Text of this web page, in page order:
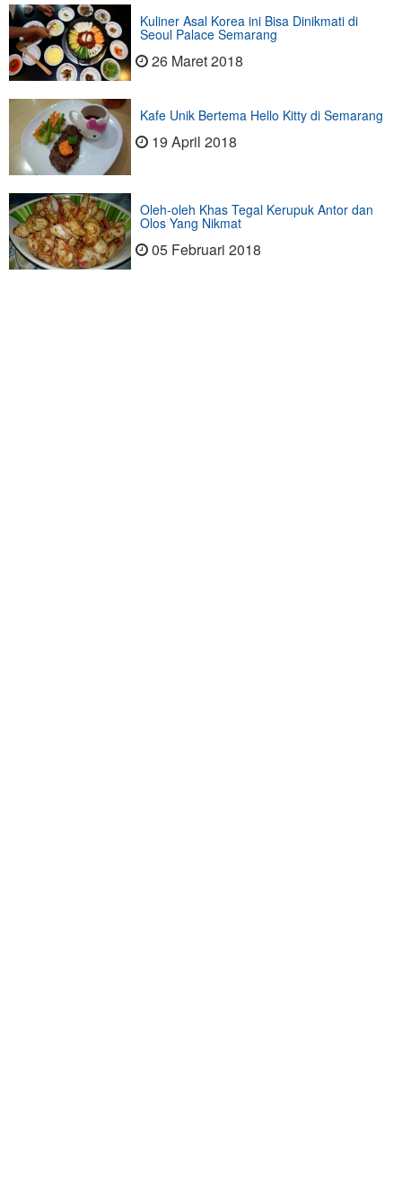
Kuliner Asal Korea ini Bisa Dinikmati di
Seoul Palace Semarang
26 Maret 2018
Kafe Unik Bertema Hello Kitty di Semarang
19 April 2018
Oleh-oleh Khas Tegal Kerupuk Antor dan
Olos Yang Nikmat
05 Februari 2018